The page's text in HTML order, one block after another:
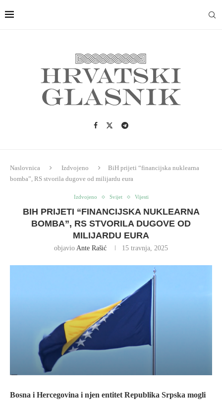
Naslovnica Izdvojeno
BiH prijeti “financijska nuklearna
bomba”, RS stvorila dugove od milijardu eura
Izdvojeno Svijet Vijesti
BIH PRIJETI “FINANCIJSKA NUKLEARNA
BOMBA”, RS STVORILA DUGOVE OD
MILIJARDU EURA
objavio Ante Rašić 15 travnja, 2025
Bosna i Hercegovina i njen entitet Republika Srpska mogli